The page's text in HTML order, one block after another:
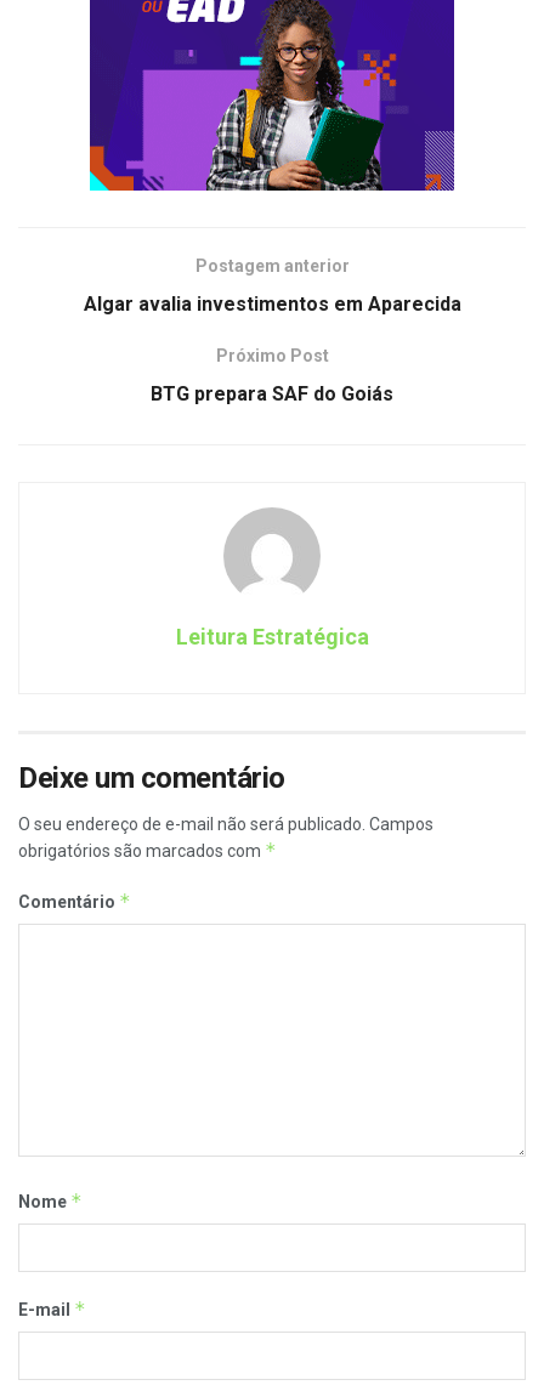
Postagem anterior
Algar avalia investimentos em Aparecida
Próximo Post
BTG prepara SAF do Goiás
Leitura Estratégica
Deixe um comentário
O seu endereço de e-mail não será publicado. Campos
obrigatórios são marcados com *
Comentário *
Nome *
E-mail *